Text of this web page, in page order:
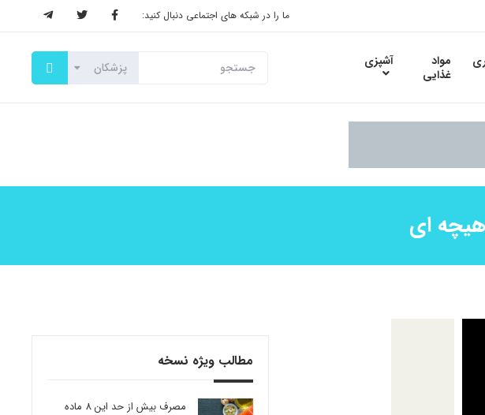
ما را در شبکه های اجتماعی دنبال کنید:
مواد
غذایی
آشپزی
ای
مطالب ویژه نسخه
مصرف بیش از حد این 8 ماده